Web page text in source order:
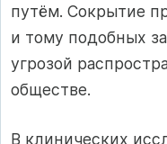
путём. Сокрытие
и тому подобных
угрозой
обществе.
В клинических